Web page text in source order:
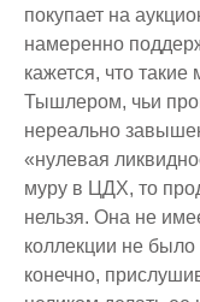
покупает на
намеренно
кажется, что
Тышлером, чьи
нереально
«нулевая
муру в ЦДХ, то
нельзя. Она не
коллекции не было
конечно,